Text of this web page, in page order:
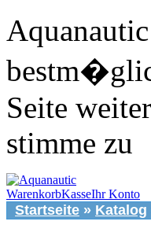
Seite
stimme zu
WarenkorbKasseIhr Konto
Startseite » Katalog